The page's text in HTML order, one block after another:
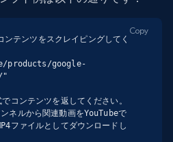
ンテンツをスクレイピングしてく
products/google-
"
コンテンツを返してください。
ネルから関連動画をYouTubeで
ファイルとしてダウンロードし
Copy